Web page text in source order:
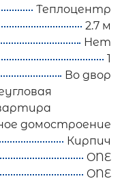
Теплоцентр
2.7 м
Нет
1
Во двор
домостроение
Кирпич
ONE
ONE